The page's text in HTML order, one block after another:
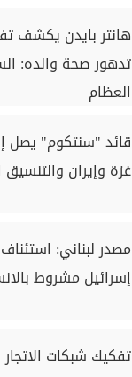
هانتر بايدن يكشف
تدهور صحة والده:
العظام
قائد "سنتكوم" يصل
غزة وإيران
مصدر لبناني:
إسرائيل مشروط
تفكيك شبكات الاتجار